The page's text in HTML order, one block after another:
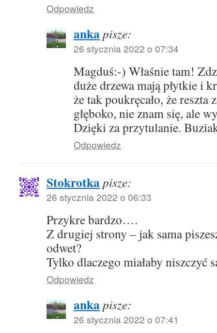
Odpowiedz
ankapisze:
26 stycznia 2022 o 07:34
Magduś:-) Właśnie tam!
duże drzewa mają płytkie i
że tak poukręcało, że reszta
głęboko, nie znam się, ale
Dzięki za przytulanie.
Odpowiedz
Stokrotkapisze:
26 stycznia 2022 o 06:33
Przykre bardzo….
Z drugiej strony – jak sama
odwet?
Tylko dlaczego miałaby niszczyć
Odpowiedz
ankapisze:
26 stycznia 2022 o 07:41